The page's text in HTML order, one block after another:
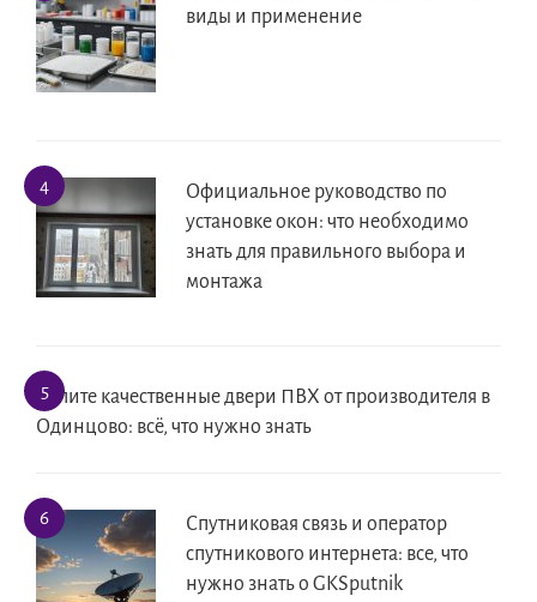
виды и применение
Официальное руководство по
установке окон: что необходимо
знать для правильного выбора и
монтажа
Купите качественные двери ПВХ от производителя в
Одинцово: всё, что нужно знать
Спутниковая связь и оператор
спутникового интернета: все, что
нужно знать о GKSputnik